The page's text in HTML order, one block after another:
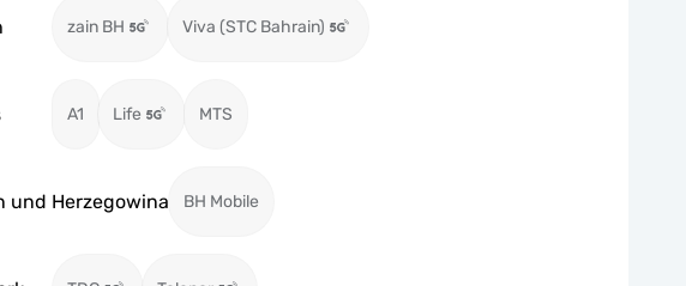
zain BH Viva (STC Bahrain)
A1 Life MTS
und Herzegowina BH Mobile